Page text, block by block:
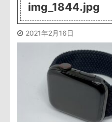
img_1844.jpg
2021年2月16日